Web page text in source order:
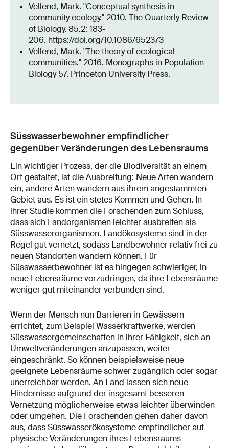
Vellend, Mark. "Conceptual synthesis in
community ecology." 2010. The Quarterly Review
of Biology. 85.2: 183-
206. https://doi.org/10.1086/652373
Vellend, Mark. "The theory of ecological
communities." 2016. Monographs in Population
Biology 57. Princeton University Press.
Süsswasserbewohner empfindlicher
gegenüber Veränderungen des Lebensraums
Ein wichtiger Prozess, der die Biodiversität an einem
Ort gestaltet, ist die Ausbreitung: Neue Arten wandern
ein, andere Arten wandern aus ihrem angestammten
Gebiet aus. Es ist ein stetes Kommen und Gehen. In
ihrer Studie kommen die Forschenden zum Schluss,
dass sich Landorganismen leichter ausbreiten als
Süsswasserorganismen. Landökosysteme sind in der
Regel gut vernetzt, sodass Landbewohner relativ frei zu
neuen Standorten wandern können. Für
Süsswasserbewohner ist es hingegen schwieriger, in
neue Lebensräume vorzudringen, da ihre Lebensräume
weniger gut miteinander verbunden sind.
Wenn der Mensch nun Barrieren in Gewässern
errichtet, zum Beispiel Wasserkraftwerke, werden
Süsswassergemeinschaften in ihrer Fähigkeit, sich an
Umweltveränderungen anzupassen, weiter
eingeschränkt. So können beispielsweise neue
geeignete Lebensräume schwer zugänglich oder sogar
unerreichbar werden. An Land lassen sich neue
Hindernisse aufgrund der insgesamt besseren
Vernetzung möglicherweise etwas leichter überwinden
oder umgehen. Die Forschenden gehen daher davon
aus, dass Süsswasserökosysteme empfindlicher auf
physische Veränderungen ihres Lebensraums